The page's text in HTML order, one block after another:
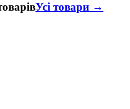
Усі товари →